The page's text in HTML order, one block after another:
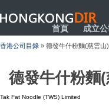
HONGKONGDIR
首頁 成立公
香港公司目錄 » 德發牛什粉麵(慈雲山
德發牛什粉麵
Tak Fat Noodle (TWS) Limited